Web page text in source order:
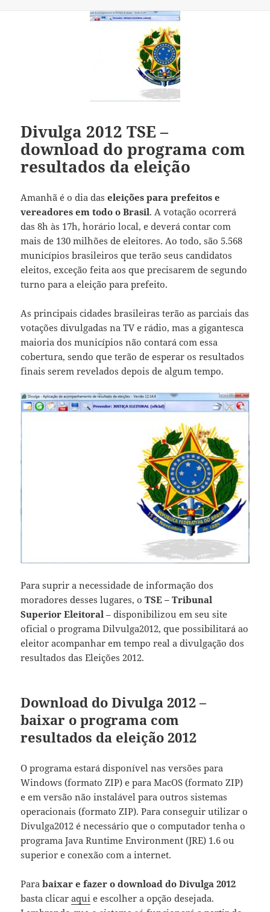
Divulga 2012 TSE –
download do programa com
resultados da eleição
Amanhã é o dia daseleições para prefeitos e
vereadores em todo o Brasil. A votação ocorrerá
das 8h às 17h, horário local, e deverá contar com
mais de 130 milhões de eleitores. Ao todo, são 5.568
municípios brasileiros que terão seus candidatos
eleitos, exceção feita aos que precisarem de segundo
turno para a eleição para prefeito.
As principais cidades brasileiras terão as parciais das
votações divulgadas na TV e rádio, mas a gigantesca
maioria dos municípios não contará com essa
cobertura, sendo que terão de esperar os resultados
finais serem revelados depois de algum tempo.
Para suprir a necessidade de informação dos
moradores desses lugares, oTSE – Tribunal
Superior Eleitoral – disponibilizou em seu site
oficial o programa Dilvulga2012, que possibilitará ao
eleitor acompanhar em tempo real a divulgação dos
resultados das Eleições 2012.
Download do Divulga 2012 –
baixar o programa com
resultados da eleição 2012
O programa estará disponível nas versões para
Windows (formato ZIP) e para MacOS (formato ZIP)
e em versão não instalável para outros sistemas
operacionais (formato ZIP). Para conseguir utilizar o
Divulga2012 é necessário que o computador tenha o
programa Java Runtime Environment (JRE) 1.6 ou
superior e conexão com a internet.
Parabaixar e fazer o download do Divulga 2012
basta clicaraqui e escolher a opção desejada.